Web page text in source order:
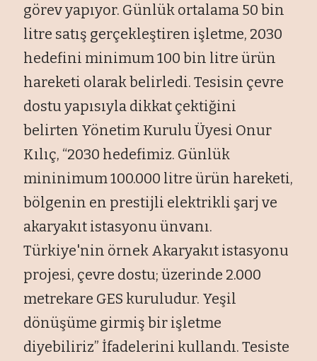
görev yapıyor. Günlük ortalama 50 bin
litre satış gerçekleştiren işletme, 2030
hedefini minimum 100 bin litre ürün
hareketi olarak belirledi. Tesisin çevre
dostu yapısıyla dikkat çektiğini
belirten Yönetim Kurulu Üyesi Onur
Kılıç, “2030 hedefimiz. Günlük
mininimum 100.000 litre ürün hareketi,
bölgenin en prestijli elektrikli şarj ve
akaryakıt istasyonu ünvanı.
Türkiye'nin örnek Akaryakıt istasyonu
projesi, çevre dostu; üzerinde 2.000
metrekare GES kuruludur. Yeşil
dönüşüme girmiş bir işletme
diyebiliriz” İfadelerini kullandı. Tesiste